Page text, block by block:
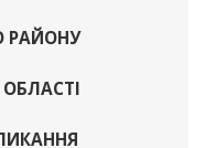
РАЙОНУ